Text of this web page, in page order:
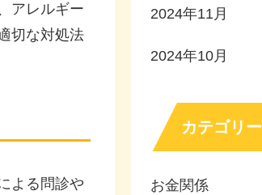
アレルギー
切な対処法
よる問診や
2024年11月
2024年10月
カテゴリー
お金関係